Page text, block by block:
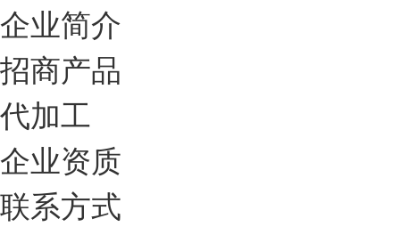
企业简介
招商产品
代加工
企业资质
联系方式